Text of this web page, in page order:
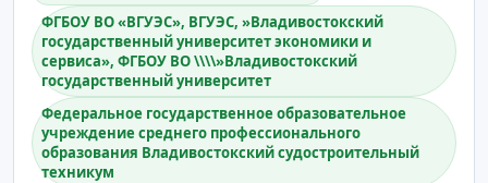
ФГБОУ ВО «ВГУЭС», ВГУЭС, »Владивостокский
государственный университет экономики и
сервиса», ФГБОУ ВО \\\\»Владивостокский
государственный университет
Федеральное государственное образовательное
учреждение среднего профессионального
образования Владивостокский судостроительный
техникум